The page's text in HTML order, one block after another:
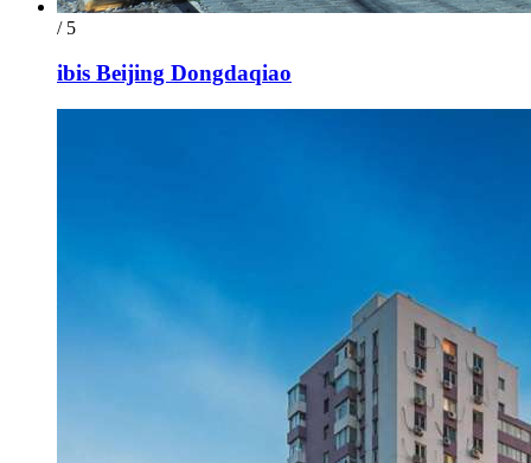
/ 5
ibis Beijing Dongdaqiao